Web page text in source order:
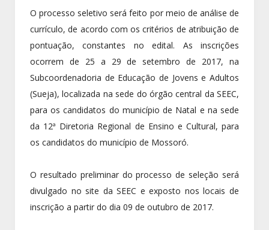
O processo seletivo será feito por meio de análise de
currículo, de acordo com os critérios de atribuição de
pontuação, constantes no edital. As inscrições
ocorrem de 25 a 29 de setembro de 2017, na
Subcoordenadoria de Educação de Jovens e Adultos
(Sueja), localizada na sede do órgão central da SEEC,
para os candidatos do município de Natal e na sede
da 12ª Diretoria Regional de Ensino e Cultural, para
os candidatos do município de Mossoró.
O resultado preliminar do processo de seleção será
divulgado no site da SEEC e exposto nos locais de
inscrição a partir do dia 09 de outubro de 2017.